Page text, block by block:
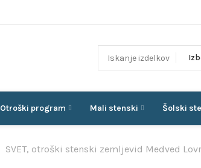
Otroški program Mali stenski Šolski
SVET, otroški stenski zemljevid Medved